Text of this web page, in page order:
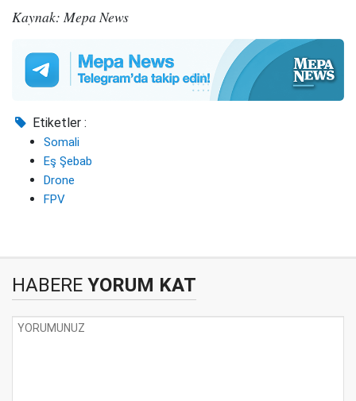
Kaynak: Mepa News
Etiketler :
Somali
Eş Şebab
Drone
FPV
HABERE YORUM KAT